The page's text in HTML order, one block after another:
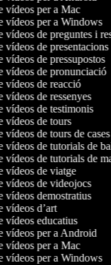
vídeos per a Mac
vídeos per a Windows
vídeos de preguntes i
vídeos de presentacions
vídeos de pressupostos
vídeos de pronunciació
vídeos de reacció
vídeos de ressenyes
vídeos de testimonis
vídeos de tours
vídeos de tours de cases
vídeos de tutorials de
vídeos de tutorials de
vídeos de viatge
vídeos de videojocs
vídeos demostratius
vídeos d’art
vídeos educatius
vídeos per a Android
vídeos per a Mac
vídeos per a Windows